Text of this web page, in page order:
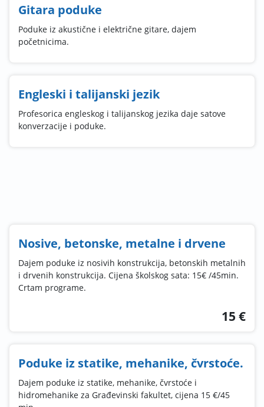
Gitara poduke
Poduke iz akustične i električne gitare, dajem
početnicima.
Engleski i talijanski jezik
Profesorica engleskog i talijanskog jezika daje satove
konverzacije i poduke.
Nosive, betonske, metalne i drvene
Dajem poduke iz nosivih konstrukcija, betonskih metalnih
i drvenih konstrukcija. Cijena školskog sata: 15€ /45min.
Crtam programe.
15 €
Poduke iz statike, mehanike, čvrstoće.
Dajem poduke iz statike, mehanike, čvrstoće i
hidromehanike za Građevinski fakultet, cijena 15 €/45